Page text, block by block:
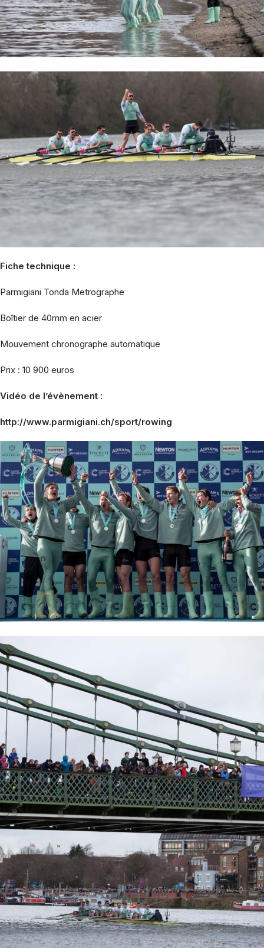
Fiche technique :
Parmigiani Tonda Metrographe
Boîtier de 40mm en acier
Mouvement chronographe automatique
Prix : 10 900 euros
Vidéo de l’évènement :
http://www.parmigiani.ch/sport/rowing